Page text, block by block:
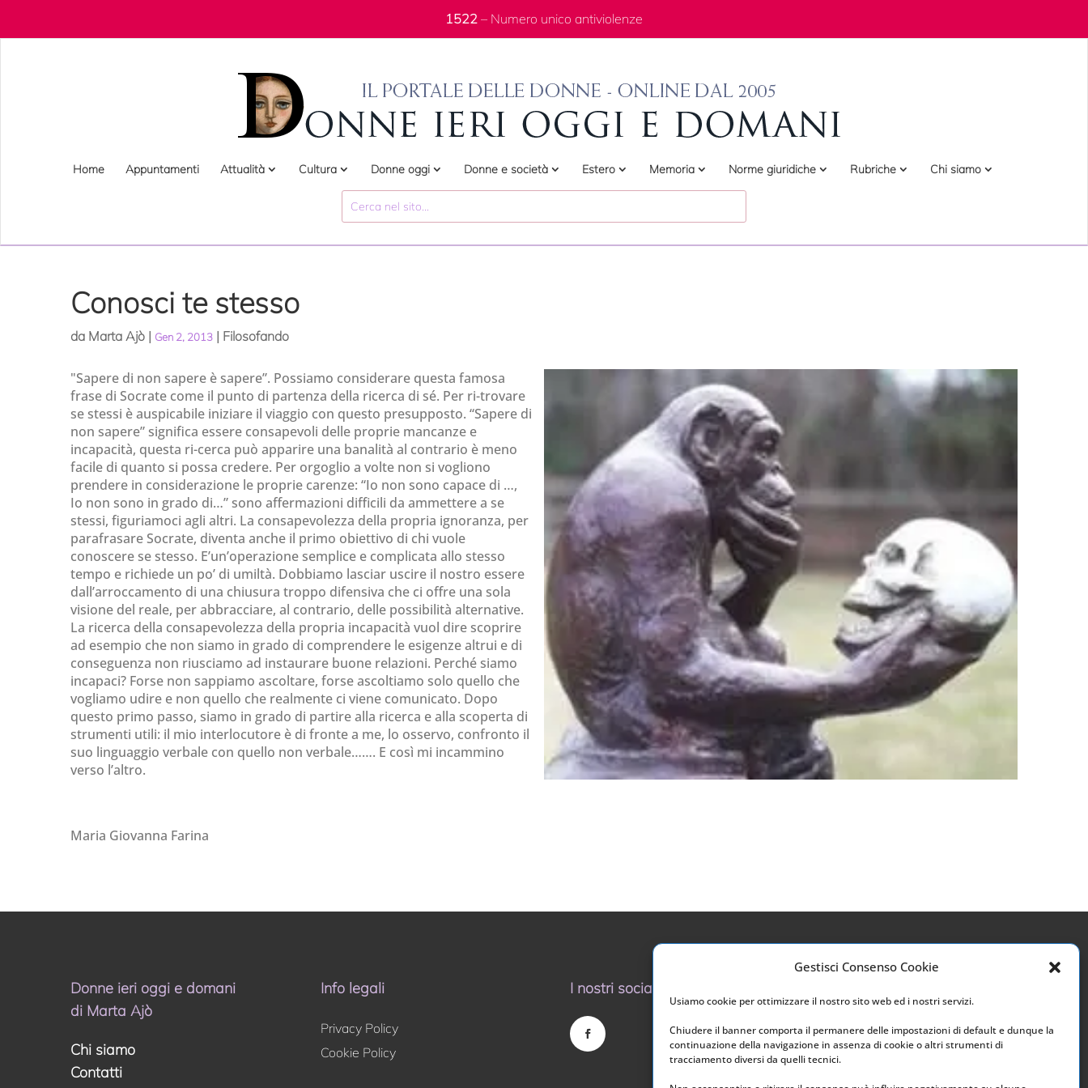
Gestisci Consenso Cookie
Usiamo cookie per ottimizzare il nostro sito web ed i nostri servizi.
Chiudere il banner comporta il permanere delle impostazioni di default e dunque la
continuazione della navigazione in assenza di cookie o altri strumenti di
tracciamento diversi da quelli tecnici.
1522 – Numero unico antiviolenze
Home Appuntamenti Attualità Cultura Donne oggi Donne e società Estero Memoria Norme giuridiche Rubriche Chi siamo
Conosci te stesso
da Marta Ajò | Gen 2, 2013 | Filosofando
"Sapere di non sapere è sapere”. Possiamo considerare questa famosa
frase di Socrate come il punto di partenza della ricerca di sé. Per ri-trovare
se stessi è auspicabile iniziare il viaggio con questo presupposto. “Sapere di
non sapere” significa essere consapevoli delle proprie mancanze e
incapacità, questa ri-cerca può apparire una banalità al contrario è meno
facile di quanto si possa credere. Per orgoglio a volte non si vogliono
prendere in considerazione le proprie carenze: “Io non sono capace di …,
Io non sono in grado di…” sono affermazioni difficili da ammettere a se
stessi, figuriamoci agli altri. La consapevolezza della propria ignoranza, per
parafrasare Socrate, diventa anche il primo obiettivo di chi vuole
conoscere se stesso. E’un’operazione semplice e complicata allo stesso
tempo e richiede un po’ di umiltà. Dobbiamo lasciar uscire il nostro essere
dall’arroccamento di una chiusura troppo difensiva che ci offre una sola
visione del reale, per abbracciare, al contrario, delle possibilità alternative.
La ricerca della consapevolezza della propria incapacità vuol dire scoprire
ad esempio che non siamo in grado di comprendere le esigenze altrui e di
conseguenza non riusciamo ad instaurare buone relazioni. Perché siamo
incapaci? Forse non sappiamo ascoltare, forse ascoltiamo solo quello che
vogliamo udire e non quello che realmente ci viene comunicato. Dopo
questo primo passo, siamo in grado di partire alla ricerca e alla scoperta di
strumenti utili: il mio interlocutore è di fronte a me, lo osservo, confronto il
suo linguaggio verbale con quello non verbale……. E così mi incammino
verso l’altro.
Maria Giovanna Farina
Donne ieri oggi e domani
di Marta Ajò
Chi siamo
Contatti
Info legali
Privacy Policy
Cookie Policy
I nostri social
Home
Archivio